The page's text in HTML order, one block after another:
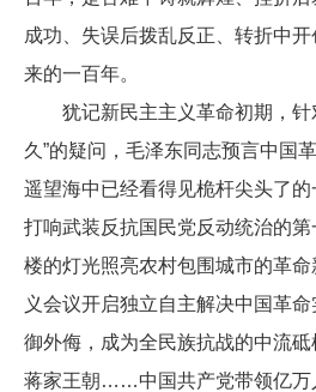
成功、失误后拨乱反正、转折中
来的一百年。
犹记新民主主义革命初期，针
久”的疑问，毛泽东同志预言中国
遥望海中已经看得见桅杆尖头了的
打响武装反抗国民党反动统治的
楼的灯光照亮农村包围城市的革
义会议开启独立自主解决中国革
御外侮，成为全民族抗战的中流
蒋家王朝……中国共产党带领亿万